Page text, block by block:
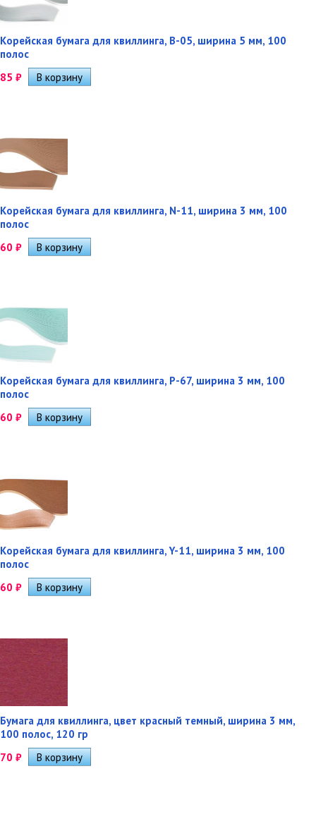
Корейская бумага для квиллинга, B-05, ширина 5 мм, 100
полос
85 ₽
Корейская бумага для квиллинга, N-11, ширина 3 мм, 100
полос
60 ₽
Корейская бумага для квиллинга, P-67, ширина 3 мм, 100
полос
60 ₽
Корейская бумага для квиллинга, Y-11, ширина 3 мм, 100
полос
60 ₽
Бумага для квиллинга, цвет красный темный, ширина 3 мм,
100 полос, 120 гр
70 ₽